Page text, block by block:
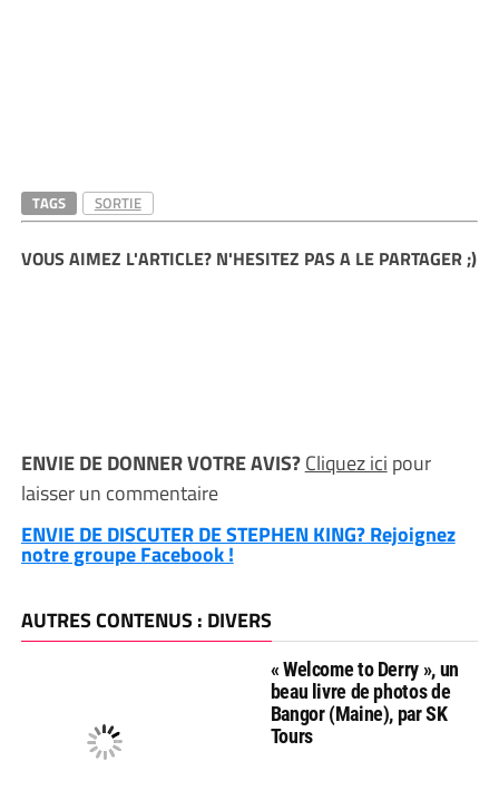
TAGS SORTIE
VOUS AIMEZ L'ARTICLE? N'HESITEZ PAS A LE PARTAGER ;)
ENVIE DE DONNER VOTRE AVIS?Cliquez ici pour
laisser un commentaire
ENVIE DE DISCUTER DE STEPHEN KING? Rejoignez
notre groupe Facebook !
AUTRES CONTENUS : DIVERS
« Welcome to Derry », un
beau livre de photos de
Bangor (Maine), par SK
Tours